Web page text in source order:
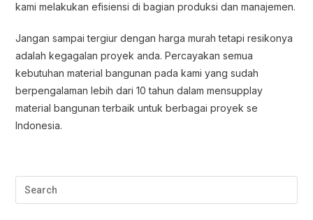
kami melakukan efisiensi di bagian produksi dan manajemen.
Jangan sampai tergiur dengan harga murah tetapi resikonya
adalah kegagalan proyek anda. Percayakan semua
kebutuhan material bangunan pada kami yang sudah
berpengalaman lebih dari 10 tahun dalam mensupplay
material bangunan terbaik untuk berbagai proyek se
Indonesia.